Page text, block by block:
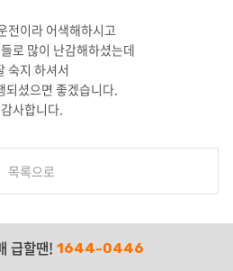
전이라 어색해하시고
로 많이 난감해하셨는데
숙지 하셔서
되셨으면 좋겠습니다.
감사합니다.
목록으로
급할땐! 1644-0446